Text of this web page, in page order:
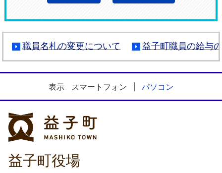
職員名札の変更について 益子町職員の給与
表示 スマートフォン パソコン
益子町役場